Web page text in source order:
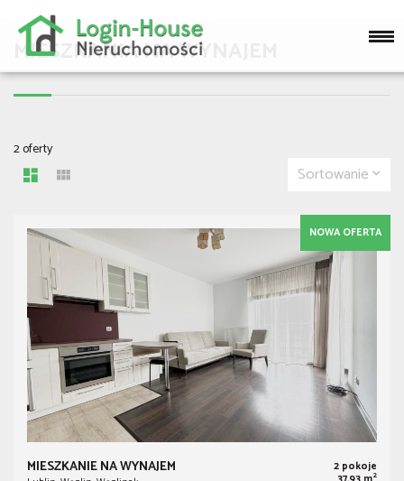
MIESZKANIA NA WYNAJEM
2 oferty
Sortowanie
NOWA OFERTA
MIESZKANIE NA WYNAJEM 2 pokoje
2